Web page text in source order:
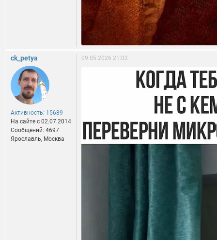
ck_petya
Активность: 15689
На сайте c 02.07.2014
Сообщений: 4697
Ярославль, Москва
09.05.2026 21:02